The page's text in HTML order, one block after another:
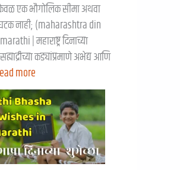
केवळ एक भौगोलिक सीमा अथवा
नाही; (maharashtra din
| महाराष्ट्र दिनाच्या
कड्यांप्रमाणे अभेद्य आणि
more